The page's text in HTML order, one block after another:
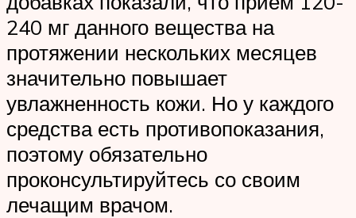
240 мг данного вещества на
протяжении нескольких месяцев
значительно повышает
увлажненность кожи. Но у каждого
средства есть противопоказания,
поэтому обязательно
проконсультируйтесь со своим
лечащим врачом.